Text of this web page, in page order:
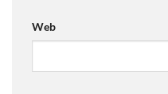
Web